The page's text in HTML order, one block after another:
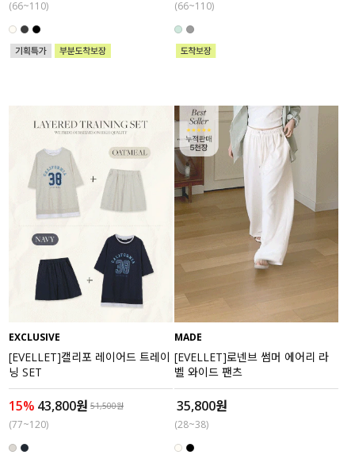
(66~110) (66~110)
EXCLUSIVE
[EVELLET]캘리포 레이어드 트레이
닝 SET
15% 43,800원 51,500원
(77~120)
MADE
[EVELLET]로넨브 썸머 에어리 라
벨 와이드 팬츠
35,800원
(28~38)